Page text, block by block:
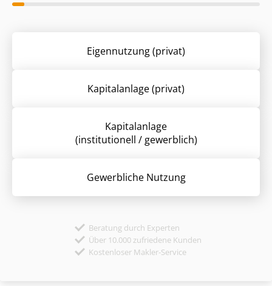
Eigennutzung (privat)
Kapitalanlage (privat)
Kapitalanlage
(institutionell / gewerblich)
Gewerbliche Nutzung
Beratung durch Experten
Über 10.000 zufriedene Kunden
Kostenloser Makler-Service